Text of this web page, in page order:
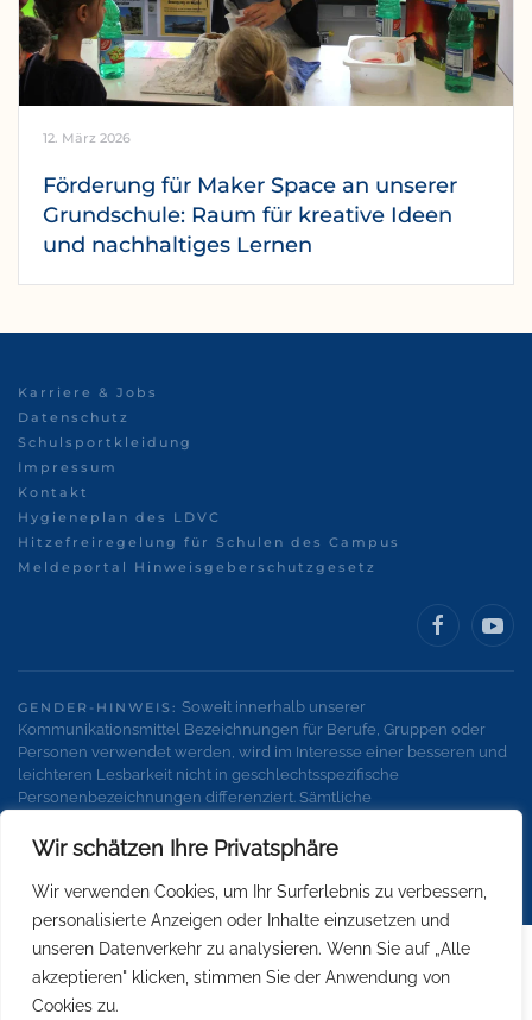
Wir schätzen Ihre Privatsphäre
Wir verwenden Cookies, um Ihr Surferlebnis zu verbessern,
personalisierte Anzeigen oder Inhalte einzusetzen und
unseren Datenverkehr zu analysieren. Wenn Sie auf „Alle
akzeptieren" klicken, stimmen Sie der Anwendung von
Cookies zu.
12. März 2026
Förderung für Maker Space an unserer
Grundschule: Raum für kreative Ideen
und nachhaltiges Lernen
Karriere & Jobs
Datenschutz
Schulsportkleidung
Impressum
Kontakt
Hygieneplan des LDVC
Hitzefreiregelung für Schulen des Campus
Meldeportal Hinweisgeberschutzgesetz
GENDER-HINWEIS: Soweit innerhalb unserer
Kommunikationsmittel Bezeichnungen für Berufe, Gruppen oder
Personen verwendet werden, wird im Interesse einer besseren und
leichteren Lesbarkeit nicht in geschlechtsspezifische
Personenbezeichnungen differenziert. Sämtliche
Geschlechter.